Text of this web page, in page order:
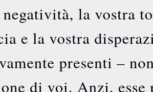
la vostra
e la vostra
presenti –
di voi. Anzi, esse